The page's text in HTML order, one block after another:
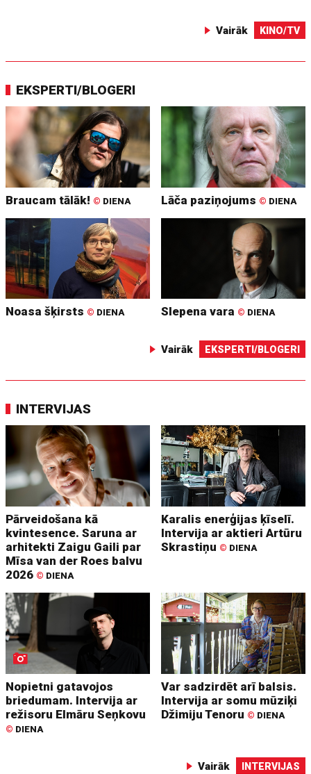
Vairāk KINO/TV
EKSPERTI/BLOGERI
Braucam tālāk! © DIENA Lāča paziņojums © DIENA
Noasa šķirsts © DIENA Slepena vara © DIENA
Vairāk EKSPERTI/BLOGERI
INTERVIJAS
Pārveidošana kā
kvintesence. Saruna ar
arhitekti Zaigu Gaili par
Mīsa van der Roes balvu
2026 © DIENA
Karalis enerģijas ķīselī.
Intervija ar aktieri Artūru
Skrastiņu © DIENA
Nopietni gatavojos
briedumam. Intervija ar
režisoru Elmāru Seņkovu
© DIENA
Var sadzirdēt arī balsis.
Intervija ar somu mūziķi
Džimiju Tenoru © DIENA
Vairāk INTERVIJAS